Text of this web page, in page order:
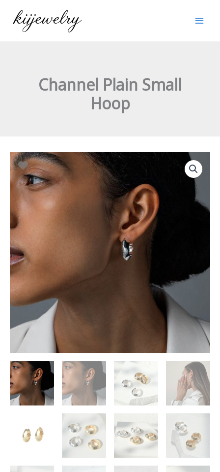
Channel Plain Small
Hoop
Channel
Plain
Small
Hoop